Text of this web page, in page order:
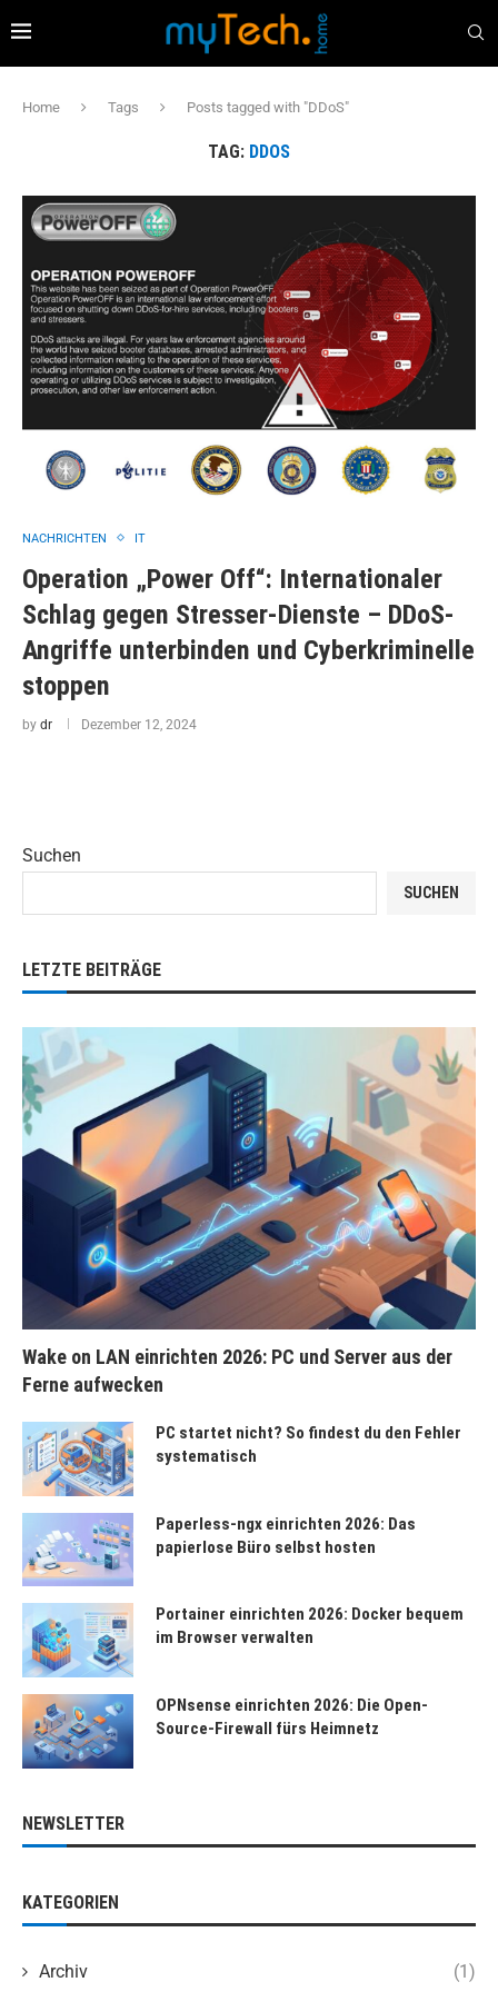
Home Tags Posts tagged with "DDoS"
TAG: DDOS
NACHRICHTEN IT
Operation „Power Off“: Internationaler
Schlag gegen Stresser-Dienste – DDoS-
Angriffe unterbinden und Cyberkriminelle
stoppen
by dr Dezember 12, 2024
Suchen
SUCHEN
LETZTE BEITRÄGE
Wake on LAN einrichten 2026: PC und Server aus der
Ferne aufwecken
PC startet nicht? So findest du den Fehler
systematisch
Paperless-ngx einrichten 2026: Das
papierlose Büro selbst hosten
Portainer einrichten 2026: Docker bequem
im Browser verwalten
OPNsense einrichten 2026: Die Open-
Source-Firewall fürs Heimnetz
NEWSLETTER
KATEGORIEN
Archiv (1)